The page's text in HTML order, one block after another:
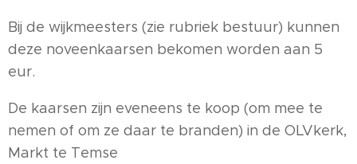
Bij de wijkmeesters (zie rubriek bestuur) kunnen
deze noveenkaarsen bekomen worden aan 5
eur.
De kaarsen zijn eveneens te koop (om mee te
nemen of om ze daar te branden) in de OLVkerk,
Markt te Temse